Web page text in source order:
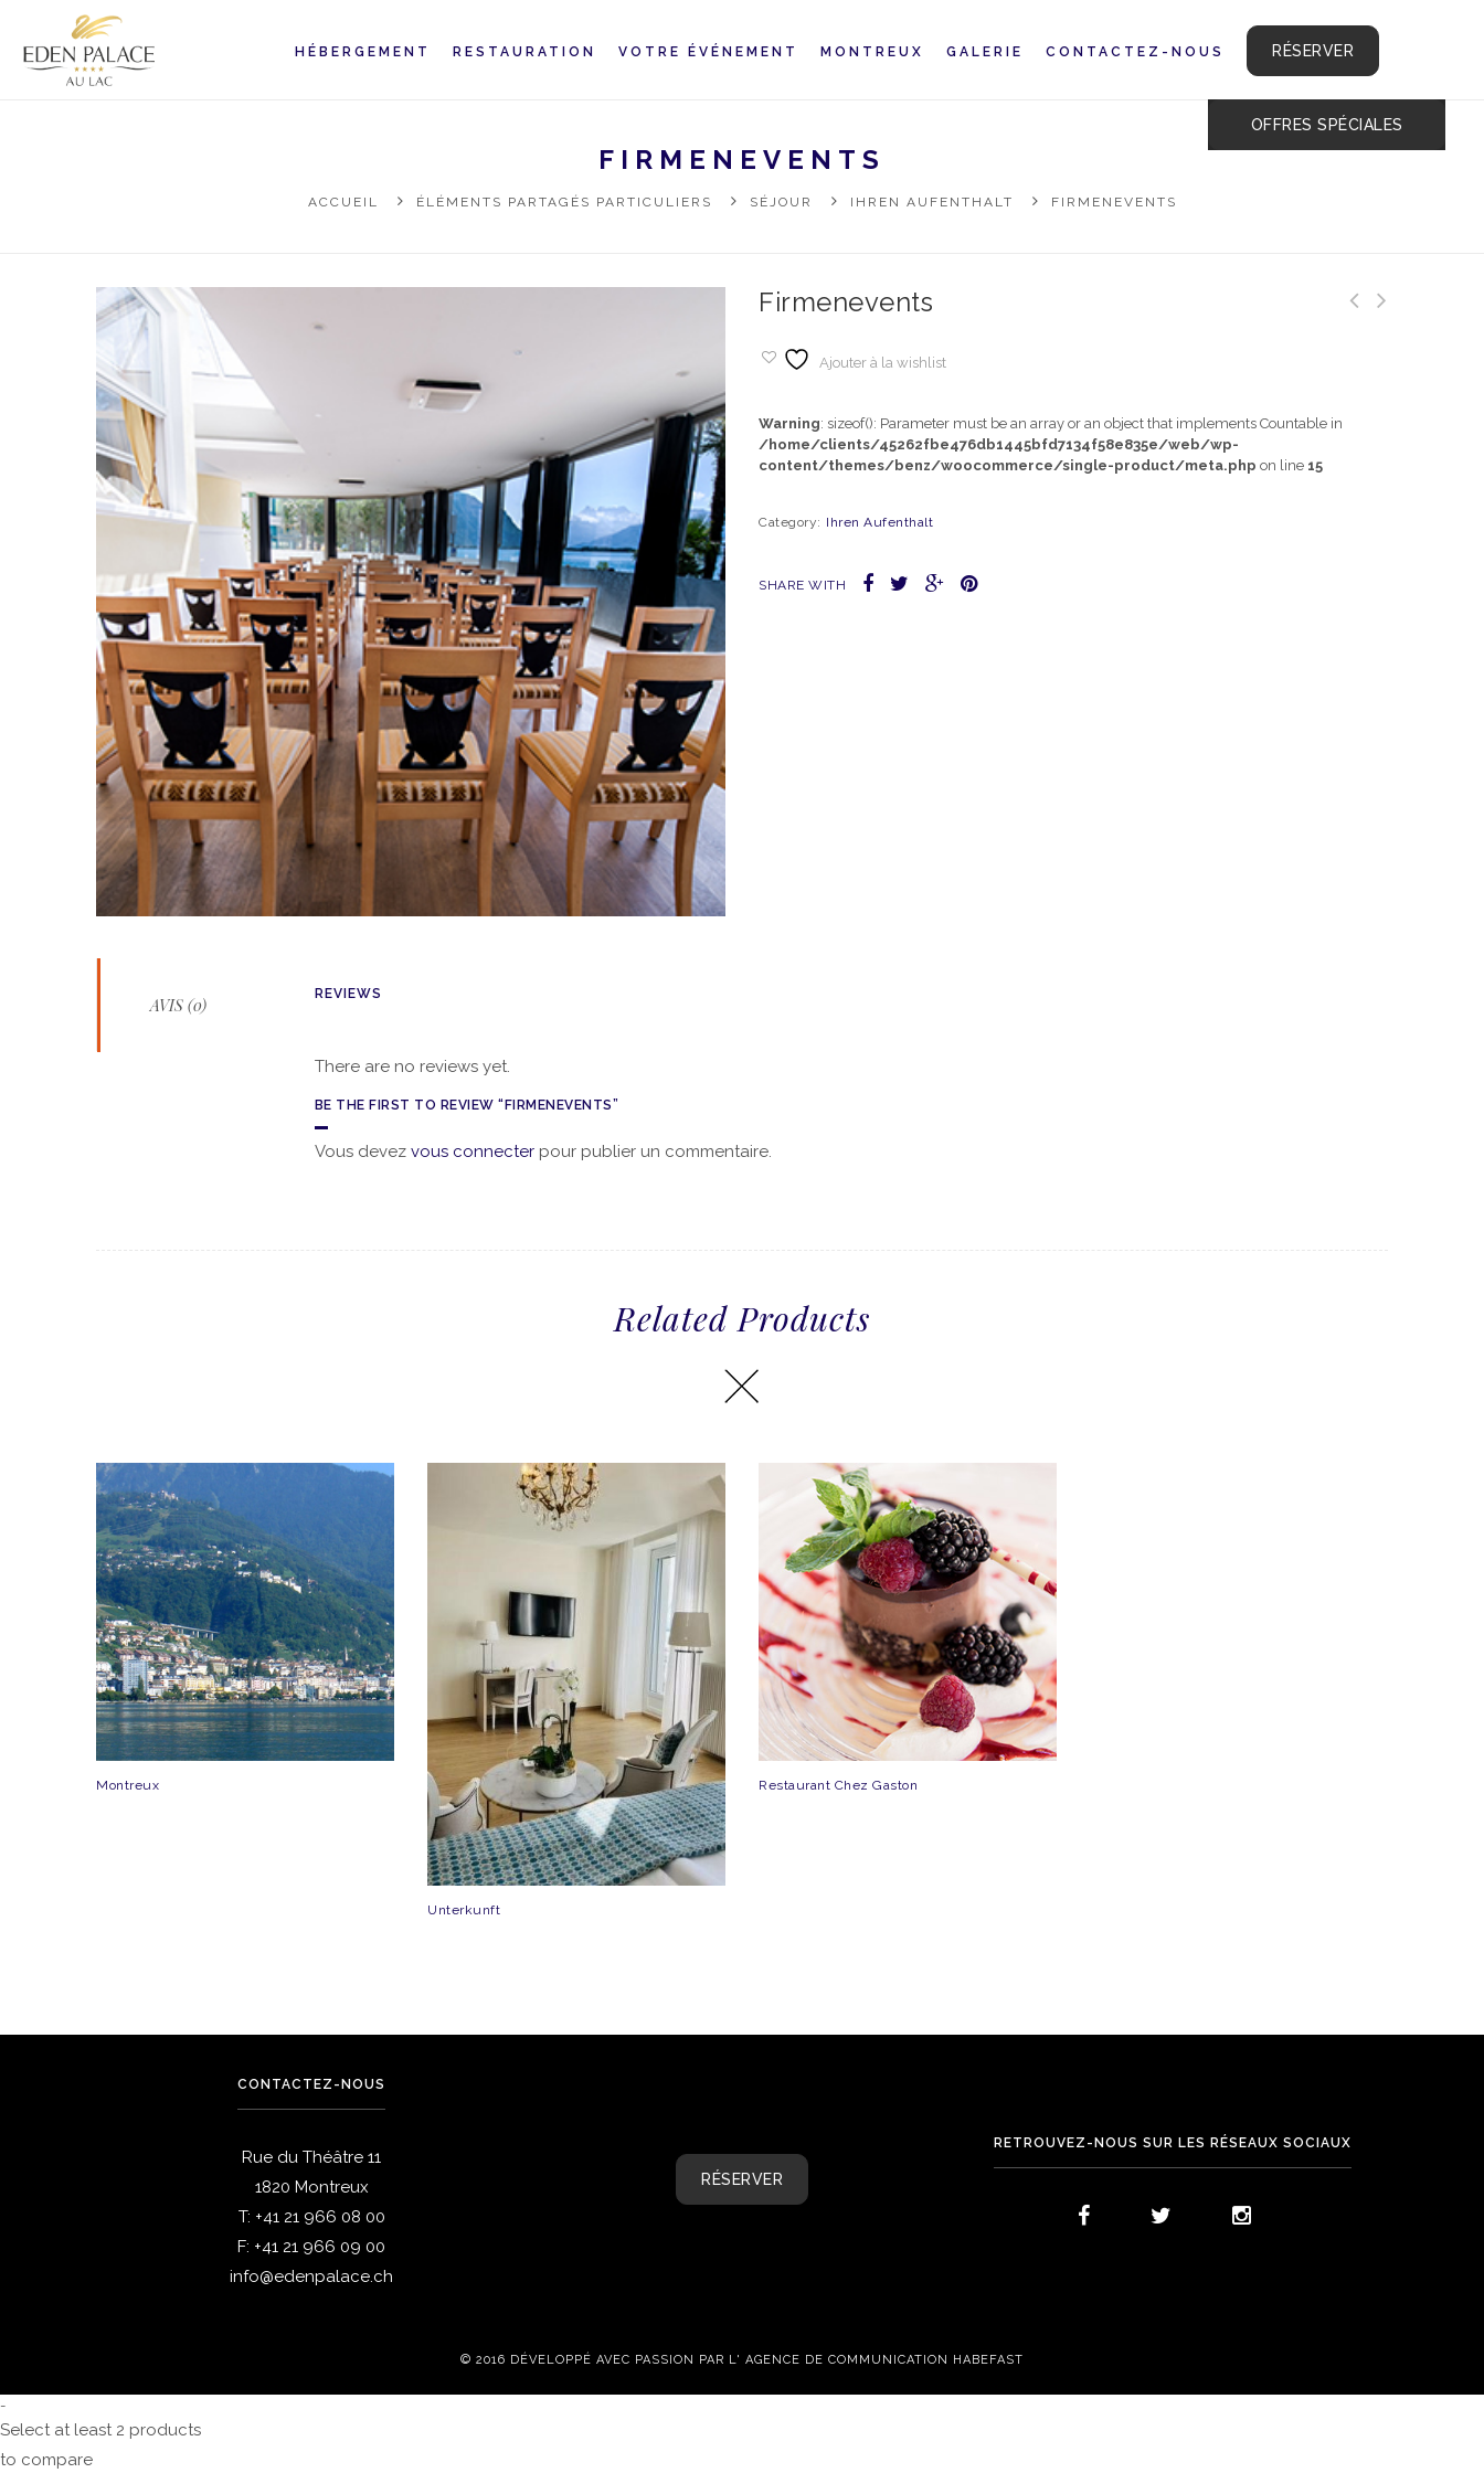
HÉBERGEMENT RESTAURATION VOTRE ÉVÉNEMENT MONTREUX GALERIE CONTACTEZ-NOUS RÉSERVER
OFFRES SPÉCIALES
FIRMENEVENTS
ACCUEIL ÉLÉMENTS PARTAGÉS PARTICULIERS SÉJOUR IHREN AUFENTHALT FIRMENEVENTS
Firmenevents
Ajouter à la wishlist
Warning: sizeof(): Parameter must be an array or an object that implements Countable in
/home/clients/45262fbe476db1445bfd7134f58e835e/web/wp-
content/themes/benz/woocommerce/single-product/meta.php on line 15
Category: Ihren Aufenthalt
SHARE WITH
AVIS (0)
REVIEWS
There are no reviews yet.
BE THE FIRST TO REVIEW “FIRMENEVENTS”
Vous devez vous connecterpour publier un commentaire.
Related Products
Montreux
Unterkunft
Restaurant Chez Gaston
CONTACTEZ-NOUS
Rue du Théâtre 11
1820 Montreux
T: +41 21 966 08 00
F: +41 21 966 09 00
info@edenpalace.ch
RÉSERVER
RETROUVEZ-NOUS SUR LES RÉSEAUX SOCIAUX
© 2016 DÉVELOPPÉ AVEC PASSION PAR L' AGENCE DE COMMUNICATION HABEFAST
-
Select at least 2 products
to compare